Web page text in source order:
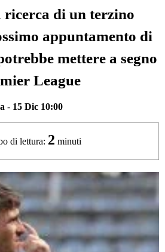
ricerca di un terzino
appuntamento di
mettere a segno
League
- 15 Dic 10:00
di lettura: 2 minuti